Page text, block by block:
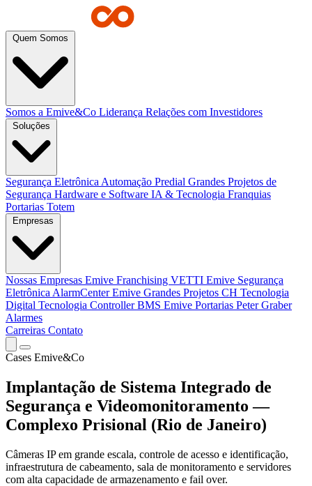
Quem Somos
Somos a Emive&Co Liderança Relações com Investidores
Soluções
Segurança Eletrônica Automação Predial Grandes Projetos de
Segurança Hardware e Software IA & Tecnologia Franquias
Portarias Totem
Empresas
Nossas Empresas Emive Franchising VETTI Emive Segurança
Eletrônica AlarmCenterEmive Grandes Projetos CH Tecnologia
Digital Tecnologia Controller BMS Emive Portarias Peter Graber
Alarmes
Carreiras Contato
Cases Emive&Co
Implantação de Sistema Integrado de
Segurança e Videomonitoramento —
Complexo Prisional (Rio de Janeiro)
Câmeras IP em grande escala, controle de acesso e identificação,
infraestrutura de cabeamento, sala de monitoramento e servidores
com alta capacidade de armazenamento e fail over.